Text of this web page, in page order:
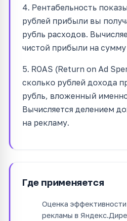
4. Рентабельность
рублей прибыли вы
рубль расходов.
чистой прибыли на сумму
5. ROAS (Return on Ad
сколько рублей дохода
рубль, вложенный
Вычисляется делением
на рекламу.
Где применяется
Оценка
рекламы в